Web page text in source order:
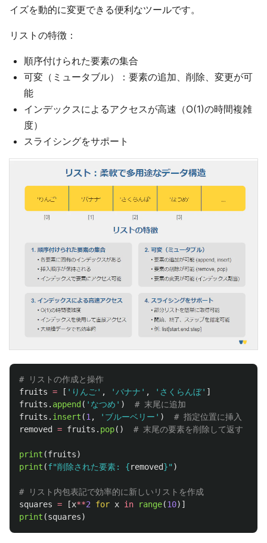
イズを動的に変更できる便利なツールです。
リストの特徴：
順序付けられた要素の集合
可変（ミュータブル）：要素の追加、削除、変更が可
能
インデックスによるアクセスが高速（O(1)の時間複雑
度）
スライシングをサポート
fruits = [ ' りんご' , 'バナナ ' , ' さくらんぼ' ]
fruits . append( ' なつめ ' )
fruits . insert (1 , ' ブルーベリー ' )
removed = fruits . pop()
print (fruits)
print (f"削除された要素: {removed}" )
squares = [x**2 for x in range(10)]
print (squares)